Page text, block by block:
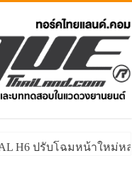
H6 ปรับโฉมหน้าใหม่